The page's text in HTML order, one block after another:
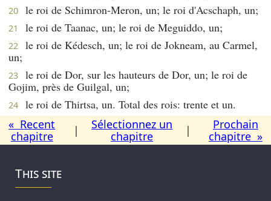
20 le roi de Schimron-Meron, un; le roi d'Acschaph, un;
21 le roi de Taanac, un; le roi de Meguiddo, un;
22
le roi de Kédesch, un; le roi de Jokneam, au Carmel,
un;
23
le roi de Dor, sur les hauteurs de Dor, un; le roi de
Gojim, près de Guilgal, un;
24
le roi de Thirtsa, un. Total des rois: trente et un.
« Recent
chapitre
|
Sélectionnez un
chapitre
|
Prochain
chapitre »
This site